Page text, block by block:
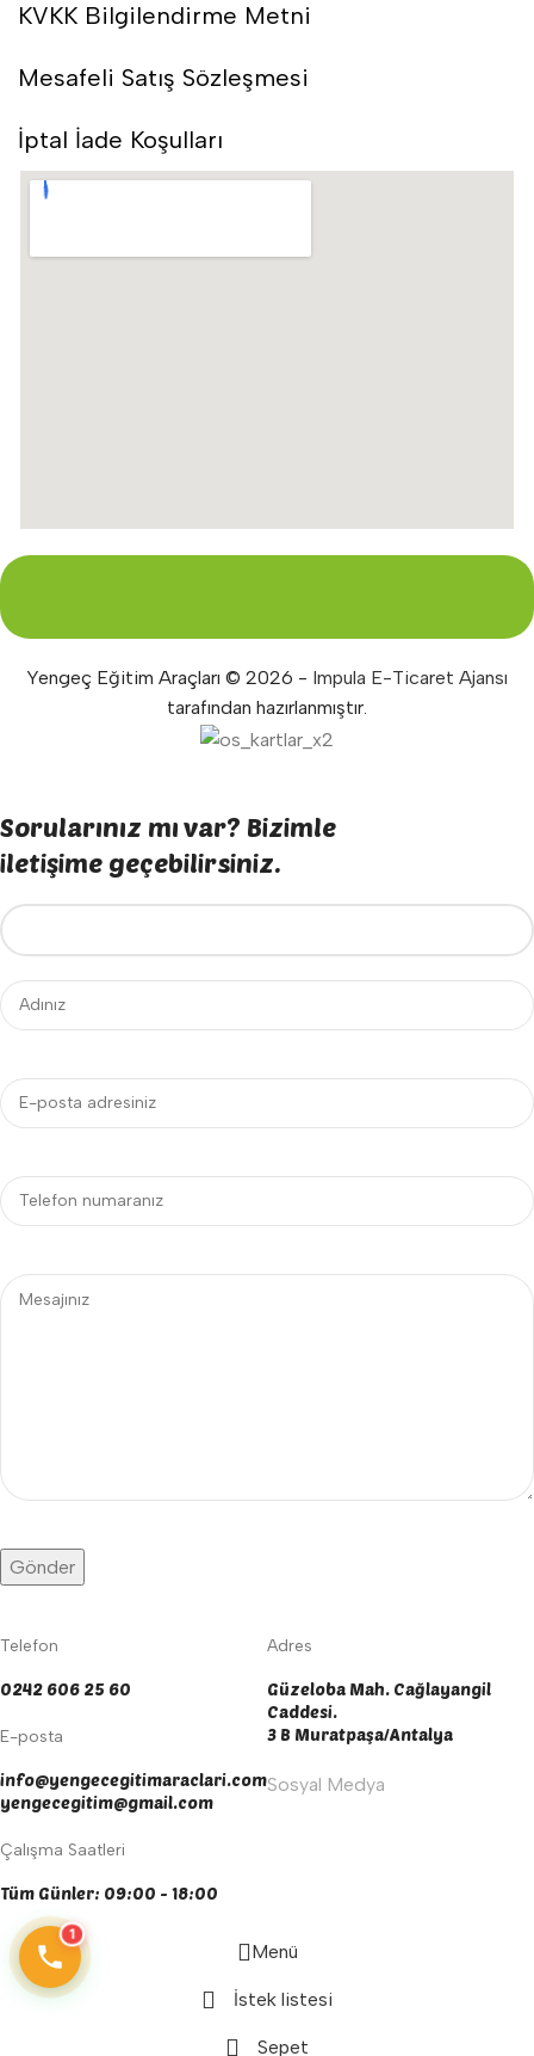
KVKK Bilgilendirme Metni
Mesafeli Satış Sözleşmesi
İptal İade Koşulları
Yengeç Eğitim Araçları © 2026 - Impula E-Ticaret Ajansı
tarafından hazırlanmıştır.
Sorularınız mı var? Bizimle
iletişime geçebilirsiniz.
Telefon
0242 606 25 60
E-posta
info@yengecegitimaraclari.com
yengecegitim@gmail.com
Çalışma Saatleri
Tüm Günler: 09:00 - 18:00
Adres
Güzeloba Mah. Cağlayangil
Caddesi.
3 B Muratpaşa/Antalya
Sosyal Medya
Menü
İstek listesi
Sepet
1